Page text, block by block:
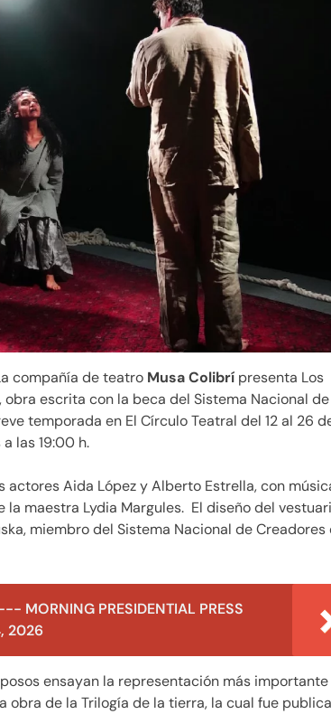
compañía de teatro Musa Colibrí presenta Los
escrita con la beca del Sistema Nacional de
temporada en El Círculo Teatral del 12 al 26
las 19:00 h.
Aida López y Alberto Estrella, con
maestra Lydia Margules. El diseño del
miembro del Sistema Nacional de Creadores
MORNING PRESIDENTIAL PRESS
2026
ensayan la representación más
obra de la Trilogía de la tierra, la cual fue